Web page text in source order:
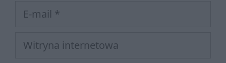
Witryna
internetowa